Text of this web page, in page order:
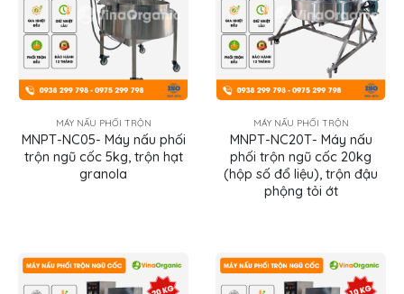
MÁY NẤU PHỐI TRỘN
MNPT-NC05- Máy nấu phối
trộn ngũ cốc 5kg, trộn hạt
granola
MÁY NẤU PHỐI TRỘN
MNPT-NC20T- Máy nấu
phối trộn ngũ cốc 20kg
(hộp số đổ liệu), trộn đậu
phộng tỏi ớt